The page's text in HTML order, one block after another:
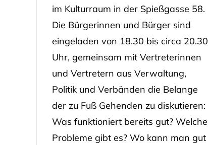
im Kulturraum in der Spießgasse 58.
Die Bürgerinnen und Bürger sind
eingeladen von 18.30 bis circa 20.30
Uhr, gemeinsam mit Vertreterinnen
und Vertretern aus Verwaltung,
Politik und Verbänden die Belange
der zu Fuß Gehenden zu diskutieren:
Was funktioniert bereits gut? Welche
Probleme gibt es? Wo kann man gut